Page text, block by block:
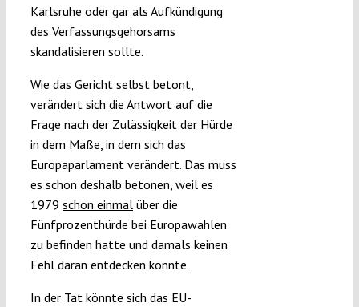
Karlsruhe oder gar als Aufkündigung
des Verfassungsgehorsams
skandalisieren sollte.
Wie das Gericht selbst betont,
verändert sich die Antwort auf die
Frage nach der Zulässigkeit der Hürde
in dem Maße, in dem sich das
Europaparlament verändert. Das muss
es schon deshalb betonen, weil es
1979 schon einmalüber die
Fünfprozenthürde bei Europawahlen
zu befinden hatte und damals keinen
Fehl daran entdecken konnte.
In der Tat könnte sich das EU-